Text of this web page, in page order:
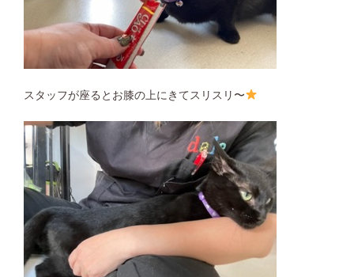
スタッフが座るとお膝の上にきてスリスリ〜